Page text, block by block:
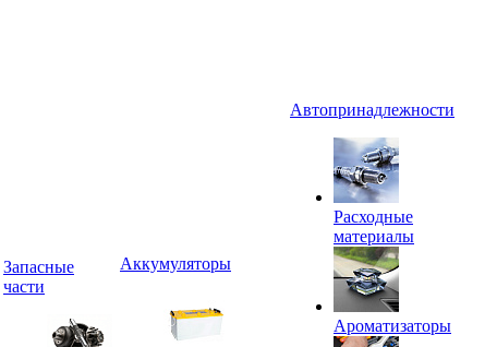
Запасные
части
Аккумуляторы
Автопринадлежности
Расходные
материалы
Ароматизаторы